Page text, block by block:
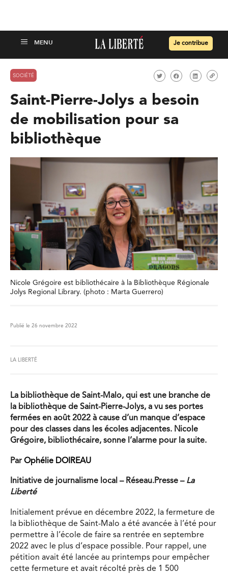
Je contribue
SOCIÉTÉ
Saint-Pierre-Jolys a besoin
de mobilisation pour sa
bibliothèque
Nicole Grégoire est bibliothécaire à la Bibliothèque Régionale
Jolys Regional Library. (photo : Marta Guerrero)
Publié le 26 novembre 2022
LA LIBERTÉ
La bibliothèque de Saint-Malo, qui est une branche de
la bibliothèque de Saint-Pierre-Jolys, a vu ses portes
fermées en août 2022 à cause d’un manque d’espace
pour des classes dans les écoles adjacentes. Nicole
Grégoire, bibliothécaire, sonne l’alarme pour la suite.
Par Ophélie DOIREAU
Initiative de journalisme local – Réseau.Presse – La
Liberté
Initialement prévue en décembre 2022, la fermeture de
la bibliothèque de Saint-Malo a été avancée à l’été pour
permettre à l’école de faire sa rentrée en septembre
2022 avec le plus d’espace possible. Pour rappel, une
pétition avait été lancée au printemps pour empêcher
cette fermeture et avait récolté près de 1 500